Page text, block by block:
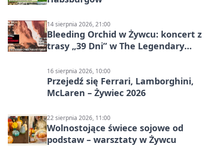
14 sierpnia 2026, 21:00
Bleeding Orchid w Żywcu: koncert z
trasy „39 Dni” w The Legendary
16 sierpnia 2026, 10:00
Przejedź się Ferrari, Lamborghini,
McLaren – Żywiec 2026
22 sierpnia 2026, 11:00
Wolnostojące świece sojowe od
podstaw – warsztaty w Żywcu